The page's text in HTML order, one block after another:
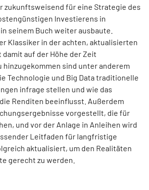
zukunftsweisend für eine Strategie des
Investierens in
seinem Buch weiter ausbaute.
Klassiker in der achten, aktualisierten
damit auf der Höhe der Zeit
hinzugekommen sind unter anderem
Technologie und Big Data traditionelle
infrage stellen und wie das
Renditen beeinflusst. Außerdem
vorgestellt, die für
und vor der Anlage in Anleihen wird
Leitfaden für langfristige
aktualisiert, um den Realitäten
gerecht zu werden.